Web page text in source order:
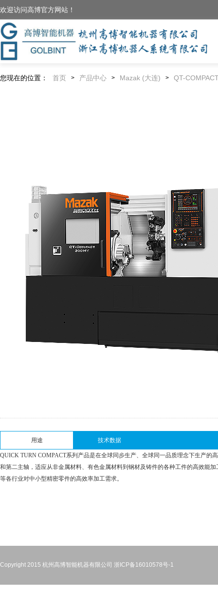
欢迎访问高博官方网站！
您现在的位置： 首页 > 产品中心 > Mazak (大连) > QT-
用途 技术数据
QUICK TURN COMPACT系列产品是在全球同步生产、全球同一品质理念下生产的
和第二主轴，适应从非金属材料、有色金属材料到钢材及铸件的各种工件的高效能
等各行业对中小型精密零件的高效率加工需求。
Copyright 2015 杭州高博智能机器有限公司 浙ICP备16010578号-1